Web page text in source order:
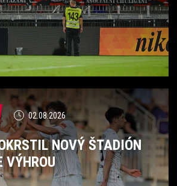
02.08.2026
NOVÝ ŠTADIÓN
VÝHROU